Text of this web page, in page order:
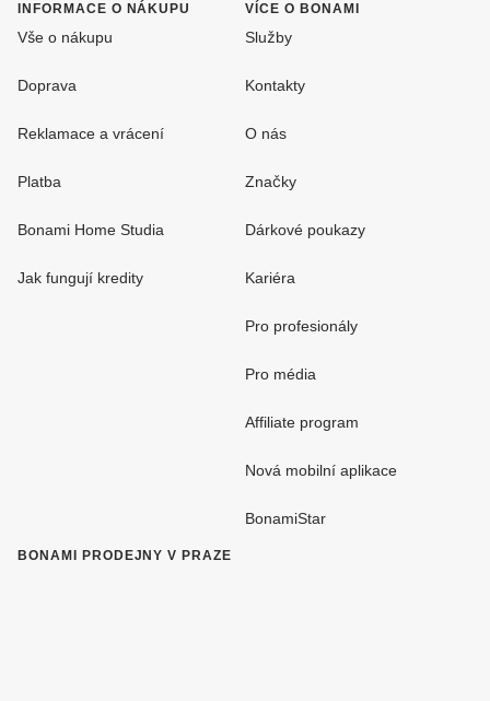
INFORMACE O NÁKUPU
Vše o nákupu
Doprava
Reklamace a vrácení
Platba
Bonami Home Studia
Jak fungují kredity
VÍCE O BONAMI
Služby
Kontakty
O nás
Značky
Dárkové poukazy
Kariéra
Pro profesionály
Pro média
Affiliate program
Nová mobilní aplikace
BonamiStar
BONAMI PRODEJNY V PRAZE